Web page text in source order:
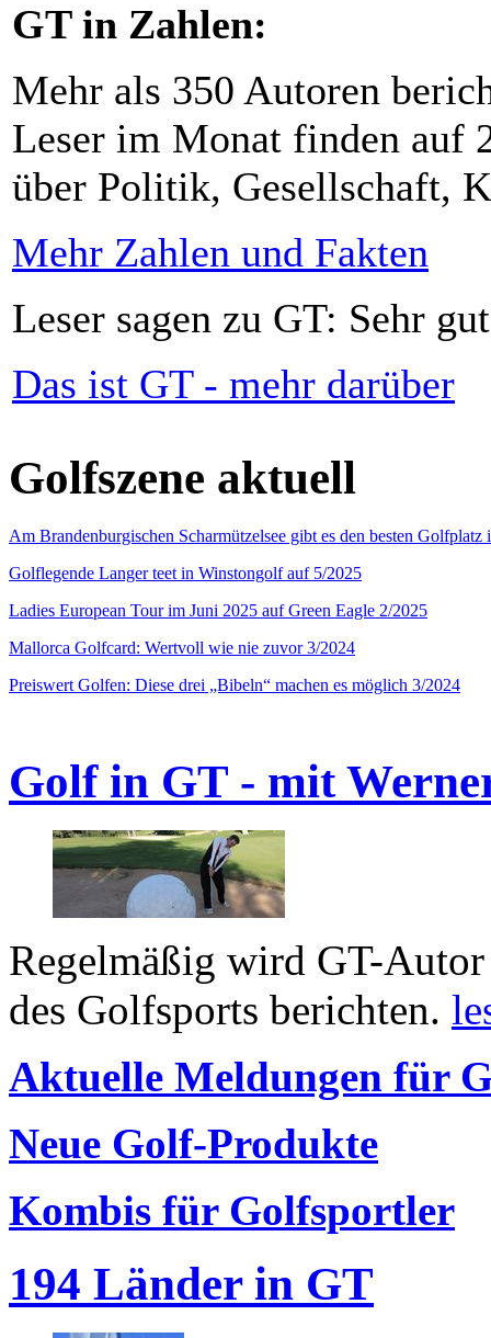
GT in Zahlen:
Mehr als 350 Autoren
Leser im Monat finden auf
über Politik, Gesellschaft,
Mehr Zahlen und Fakten
Leser sagen zu GT: Sehr
Das ist GT - mehr darüber
Golfszene aktuell
Am Brandenburgischen Scharmützelsee gibt es den besten
Golflegende Langer teet in Winstongolf auf 5/2025
Ladies European Tour im Juni 2025 auf Green Eagle 2/2025
Mallorca Golfcard: Wertvoll wie nie zuvor 3/2024
Preiswert Golfen: Diese drei „Bibeln“ machen es möglich 3/2024
Golf in GT - mit
Regelmäßig wird GT-
des Golfsports berichten.
Aktuelle Meldungen für
Neue Golf-Produkte
Kombis für Golfsportler
194 Länder in GT